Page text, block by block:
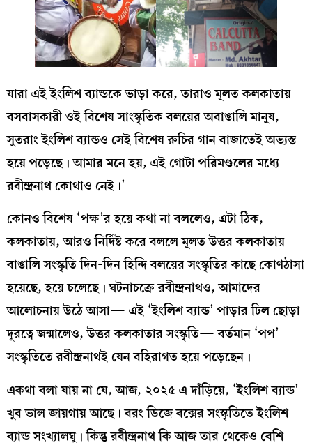
যারা এই ইংলিশ ব্যান্ডকে ভাড়া করে, তারাও মূলত কলকাতায়
বসবাসকারী ওই বিশেষ সাংস্কৃতিক বলয়ের অবাঙালি মানুষ,
সুতরাং ইংলিশ ব্যান্ডও সেই বিশেষ রুচির গান বাজাতেই অভ্যস্ত
হয়ে পড়েছে। আমার মনে হয়, এই গোটা পরিমণ্ডলের মধ্যে
রবীন্দ্রনাথ কোথাও নেই।’
কোনও বিশেষ ‘পক্ষ’র হয়ে কথা না বললেও, এটা ঠিক,
কলকাতায়, আরও নির্দিষ্ট করে বললে মূলত উত্তর কলকাতায়
বাঙালি সংস্কৃতি দিন-দিন হিন্দি বলয়ের সংস্কৃতির কাছে কোণঠাসা
হয়েছে, হয়ে চলেছে। ঘটনাচক্রে রবীন্দ্রনাথও, আমাদের
আলোচনায় উঠে আসা— এই ‘ইংলিশ ব্যান্ড’ পাড়ার ঢিল ছোড়া
দূরত্বে জন্মালেও, উত্তর কলকাতার সংস্কৃতি— বর্তমান ‘পপ’
সংস্কৃতিতে রবীন্দ্রনাথই যেন বহিরাগত হয়ে পড়েছেন।
একথা বলা যায় না যে, আজ, ২০২৫ এ দাঁড়িয়ে, ‘ইংলিশ ব্যান্ড’
খুব ভাল জায়গায় আছে। বরং ডিজে বক্সের সংস্কৃতিতে ইংলিশ
ব্যান্ড সংখ্যালঘু। কিন্তু রবীন্দ্রনাথ কি আজ তার থেকেও বেশি